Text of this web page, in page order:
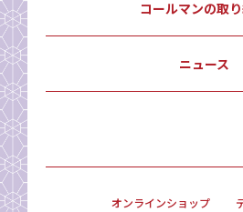
コールマンの取
ニュース
オンラインショップ